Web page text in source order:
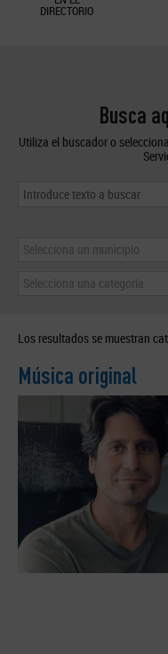
DIRECTORIO
Busca
Utiliza el buscador o
Selecciona un municipio
Selecciona una categoría
Los resultados se muestran
Música original